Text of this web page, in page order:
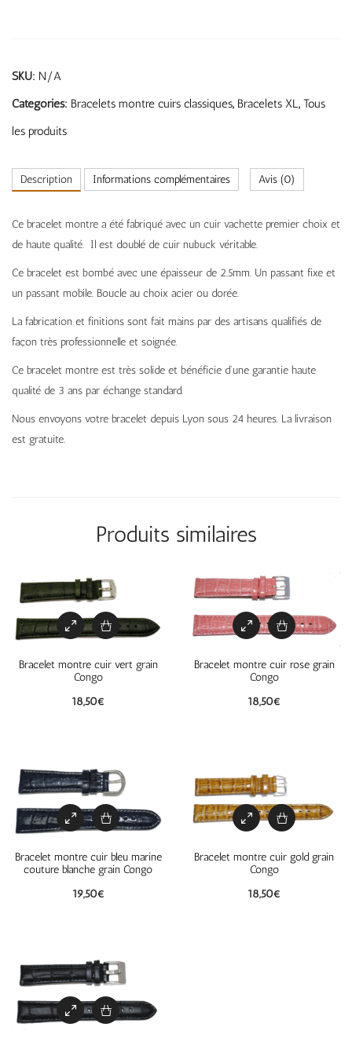
SKU: N/A
Categories: Bracelets montre cuirs classiques, Bracelets XL, Tous
les produits
Description Informations complémentaires Avis (0)
Ce bracelet montre a été fabriqué avec un cuir vachette premier choix et
de haute qualité. Il est doublé de cuir nubuck véritable.
Ce bracelet est bombé avec une épaisseur de 2.5mm. Un passant fixe et
un passant mobile. Boucle au choix acier ou dorée.
La fabrication et finitions sont fait mains par des artisans qualifiés de
façon très professionnelle et soignée.
Ce bracelet montre est très solide et bénéficie d’une garantie haute
qualité de 3 ans par échange standard.
Nous envoyons votre bracelet depuis Lyon sous 24 heures. La livraison
est gratuite.
Produits similaires
Bracelet montre cuir vert grain
Congo
18,50€
Bracelet montre cuir rose grain
Congo
18,50€
Bracelet montre cuir bleu marine
couture blanche grain Congo
19,50€
Bracelet montre cuir gold grain
Congo
18,50€